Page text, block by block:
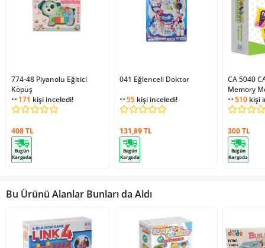
774-48 Piyanolu Eğitici
Köpüş
171 kişi inceledi!
408 TL
Bugün
Kargoda
041 Eğlenceli Doktor
55 kişi inceledi!
131,89 TL
Bugün
Kargoda
CA 5040
Memory
510 kişi
300 TL
Bugün
Kargoda
Bu Ürünü Alanlar Bunları da Aldı